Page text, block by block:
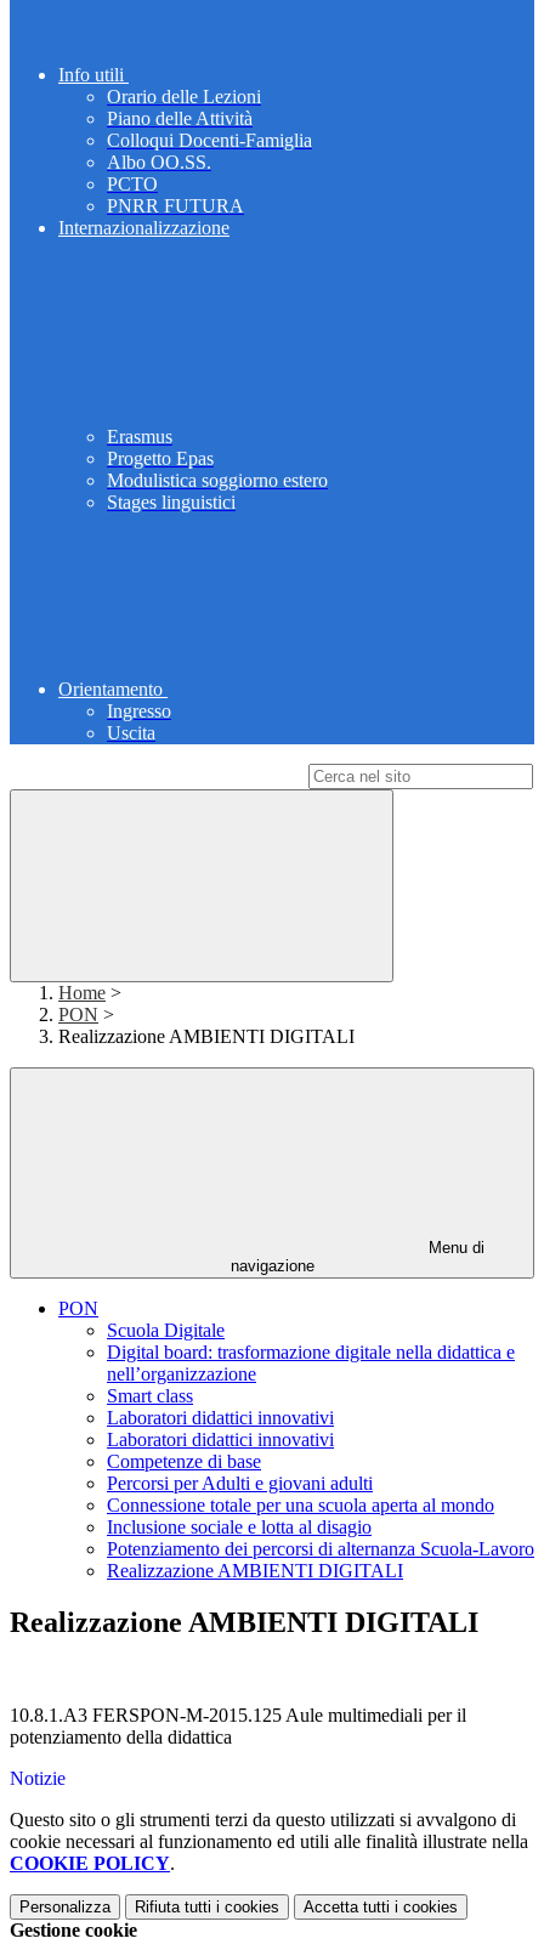
Info utili
Orario delle Lezioni
Piano delle Attività
Colloqui Docenti-Famiglia
Albo OO.SS.
PCTO
PNRR FUTURA
Internazionalizzazione
Erasmus
Progetto Epas
Modulistica soggiorno estero
Stages linguistici
Orientamento
Ingresso
Uscita
Home >
PON >
Realizzazione AMBIENTI DIGITALI
Menu di
navigazione
PON
Scuola Digitale
Digital board: trasformazione digitale nella didattica e
nell’organizzazione
Smart class
Laboratori didattici innovativi
Laboratori didattici innovativi
Competenze di base
Percorsi per Adulti e giovani adulti
Connessione totale per una scuola aperta al mondo
Inclusione sociale e lotta al disagio
Potenziamento dei percorsi di alternanza Scuola-Lavoro
Realizzazione AMBIENTI DIGITALI
Realizzazione AMBIENTI DIGITALI
10.8.1.A3 FERSPON-M-2015.125 Aule multimediali per il
potenziamento della didattica
Notizie
Questo sito o gli strumenti terzi da questo utilizzati si avvalgono di
cookie necessari al funzionamento ed utili alle finalità illustrate nella
COOKIE POLICY.
Personalizza Rifiuta tutti i cookies Accetta tutti i cookies
Gestione cookie